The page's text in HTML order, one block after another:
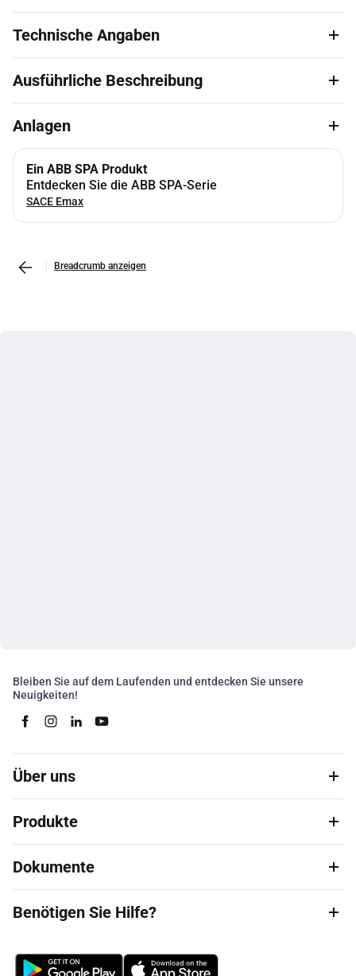
Technische Angaben
Ausführliche Beschreibung
Anlagen
Ein ABB SPA Produkt
Entdecken Sie die ABB SPA-Serie
SACE Emax
Breadcrumb anzeigen
Bleiben Sie auf dem Laufenden und entdecken Sie unsere
Neuigkeiten!
Über uns
Produkte
Dokumente
Benötigen Sie Hilfe?